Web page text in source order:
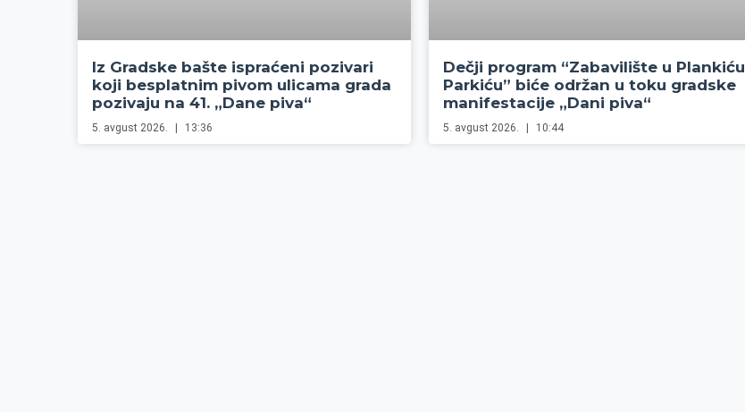
Iz Gradske bašte ispraćeni pozivari
koji besplatnim pivom ulicama grada
pozivaju na 41. „Dane piva“
5. avgust 2026. 13:36
Dečji program “Zabavilište u Plankiću
Parkiću” biće održan u toku gradske
manifestacije „Dani piva“
5. avgust 2026. 10:44